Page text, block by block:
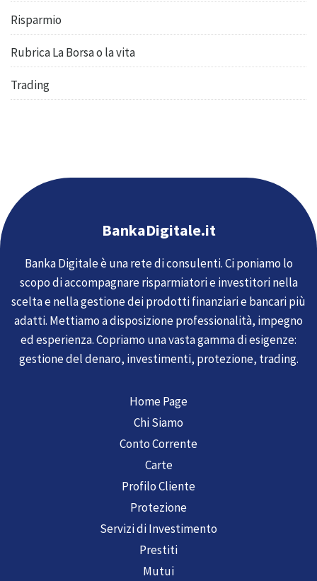
Risparmio
Rubrica La Borsa o la vita
Trading
BankaDigitale.it
Banka Digitale è una rete di consulenti. Ci poniamo lo
scopo di accompagnare risparmiatori e investitori nella
scelta e nella gestione dei prodotti finanziari e bancari più
adatti. Mettiamo a disposizione professionalità, impegno
ed esperienza. Copriamo una vasta gamma di esigenze:
gestione del denaro, investimenti, protezione, trading.
Home Page
Chi Siamo
Conto Corrente
Carte
Profilo Cliente
Protezione
Servizi di Investimento
Prestiti
Mutui